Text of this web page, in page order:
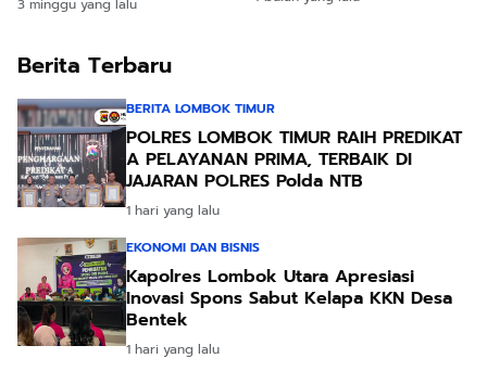
1606 Mataram
3 minggu yang lalu
Tes Urine
Berita Terbaru
BERITA LOMBOK TIMUR
POLRES LOMBOK TIMUR RAIH PREDIKAT
A PELAYANAN PRIMA, TERBAIK DI
JAJARAN POLRES Polda NTB
1 hari yang lalu
EKONOMI DAN BISNIS
Kapolres Lombok Utara Apresiasi
Inovasi Spons Sabut Kelapa KKN Desa
Bentek
1 hari yang lalu